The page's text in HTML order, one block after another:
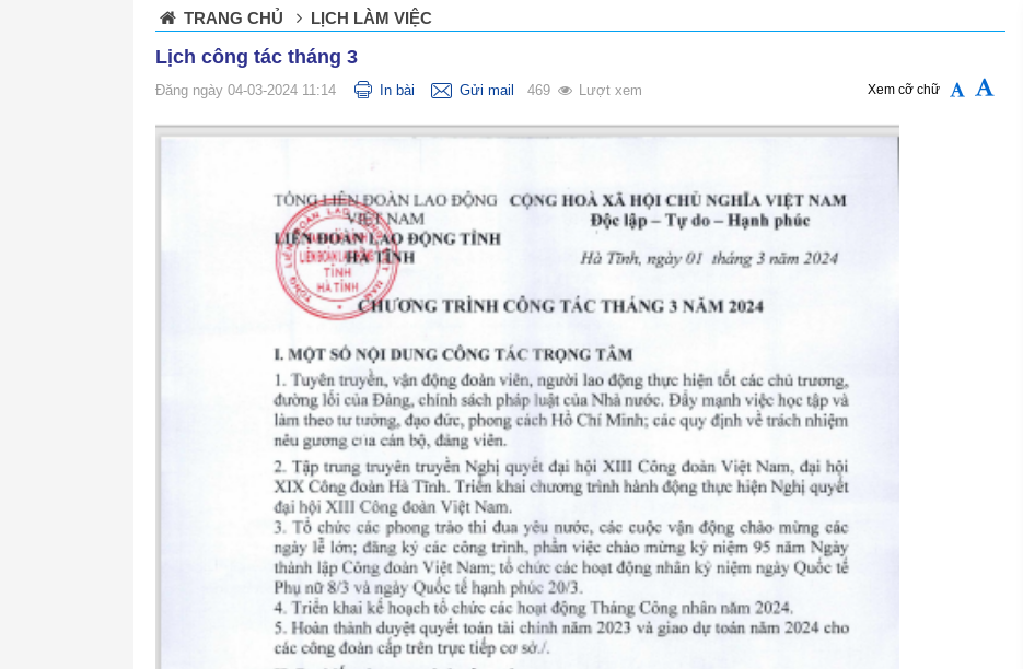
TRANG CHỦ LỊCH LÀM VIỆC
Lịch công tác tháng 3
Đăng ngày 04-03-2024 11:14 In bài Gửi mail 469 Lượt xem Xem cỡ chữ